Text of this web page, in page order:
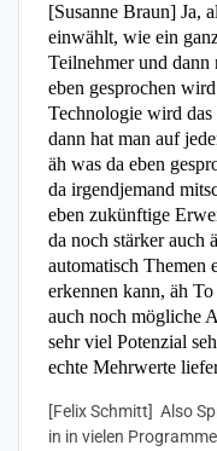
[Susanne Braun] Ja,
einwählt, wie ein
Teilnehmer und dann
eben gesprochen
Technologie wird
dann hat man auf
äh was da eben
da irgendjemand
eben zukünftige
da noch stärker auch
automatisch Themen
erkennen kann, äh
auch noch mögliche
sehr viel Potenzial
echte Mehrwerte
[Felix Schmitt] Also
in in vielen